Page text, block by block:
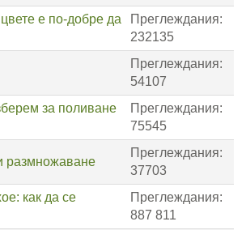
е по-добре да
Преглеждания:
232135
Преглеждания:
54107
за поливане
Преглеждания:
75545
размножаване
Преглеждания:
37703
как да се
Преглеждания:
887 811